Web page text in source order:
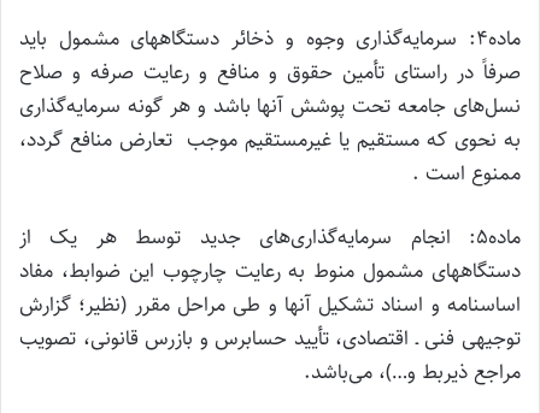
ماده۴: سرمایه‌گذاری وجوه و ذخائر دستگاههای مشمول باید
صرفاً در راستای تأمین حقوق و منافع و رعایت صرفه و صلاح
نسل‌های جامعه تحت پوشش آنها باشد و هر گونه سرمایه‌گذاری
به نحوی که مستقیم یا غیرمستقیم موجب تعارض منافع گردد،
ممنوع است .
ماده۵: انجام سرمایه‌گذاری‌های جدید توسط هر یک از
دستگاههای مشمول منوط به رعایت چارچوب این ضوابط، مفاد
اساسنامه و اسناد تشکیل آنها و طی مراحل مقرر (نظیر؛ گزارش
توجیهی فنی ـ اقتصادی، تأیید حسابرس و بازرس قانونی، تصویب
مراجع ذیربط و…)، می‌باشد.